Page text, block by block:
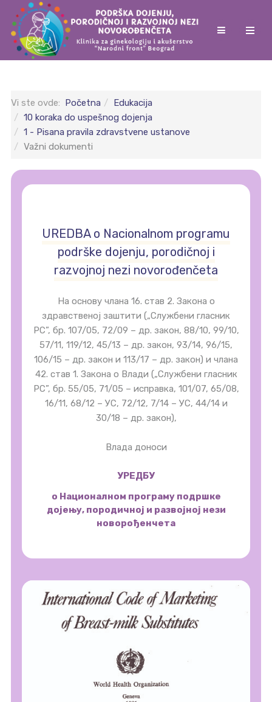
Vi ste ovde: Početna
Edukacija
10 koraka do uspešnog dojenja
1 - Pisana pravila zdravstvene ustanove
Važni dokumenti
UREDBA o Nacionalnom programu
podrške dojenju, porodičnoj i
razvojnoj nezi novorođenčeta
На основу члана 16. став 2. Закона о
здравственој заштити („Службени гласник
PC”, бр. 107/05, 72/09 – др. закон, 88/10, 99/10,
57/11, 119/12, 45/13 – др. закон, 93/14, 96/15,
106/15 – др. закон и 113/17 – др. закон) и члана
42. став 1. Закона о Влади („Службени гласник
РС”, бр. 55/05, 71/05 – исправка, 101/07, 65/08,
16/11, 68/12 – УС, 72/12, 7/14 – УС, 44/14 и
30/18 – др. закон),
Влада доноси
УРЕДБУ
о Националном програму подршке
дојењу, породичној и развојној нези
новорођенчета